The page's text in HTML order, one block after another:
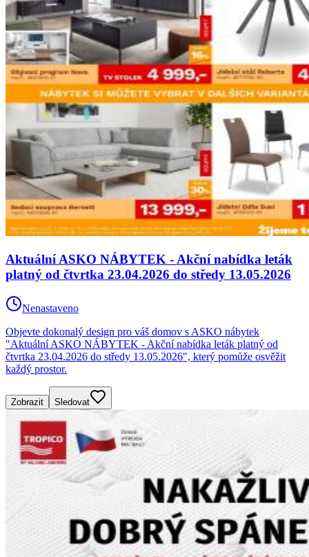
Aktuální ASKO NÁBYTEK - Akční nabídka leták
platný od čtvrtka 23.04.2026 do středy 13.05.2026
Nenastaveno
Objevte dokonalý design pro váš domov s ASKO nábytek
"Aktuální ASKO NÁBYTEK - Akční nabídka leták platný od
čtvrtka 23.04.2026 do středy 13.05.2026", který pomůže osvěžit
každý prostor.
Zobrazit Sledovat